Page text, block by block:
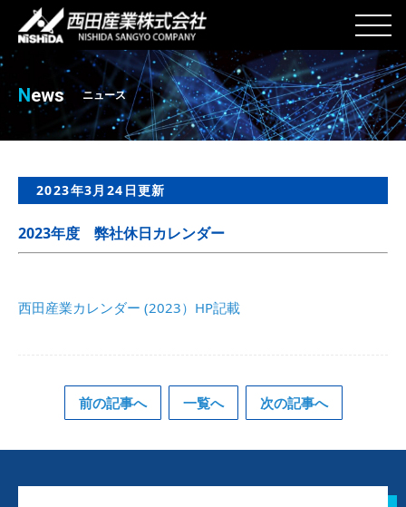
News ニュース
2023年3月24日更新
2023年度 弊社休日カレンダー
西田産業カレンダー (2023）HP記載
前の記事へ 一覧へ 次の記事へ